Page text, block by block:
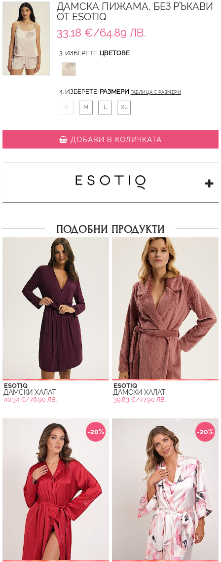
ДАМСКА ПИЖАМА, БЕЗ РЪКАВИ
ОТ ESOTIQ
33.18 €/64.89 ЛВ.
3. ИЗБЕРЕТЕ: ЦВЕТОВЕ
4. ИЗБЕРЕТЕ: РАЗМЕРИ ТАБЛИЦА С РАЗМЕРИ
S M L XL
ДОБАВИ В КОЛИЧКАТА
ПОДОБНИ ПРОДУКТИ
ESOTIQ
ДАМСКИ ХАЛАТ
40.34 €/78.90 ЛВ.
ESOTIQ
ДАМСКИ ХАЛАТ
39.83 €/77.90 ЛВ.
-20% -20%